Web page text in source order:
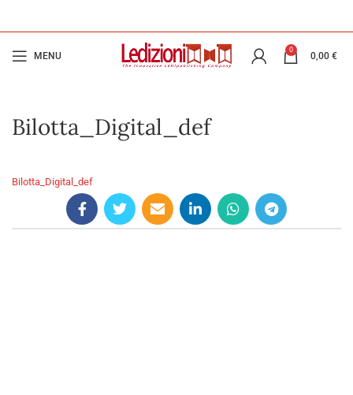
MENU
0
0,00 €
Bilotta_Digital_def
Bilotta_Digital_def